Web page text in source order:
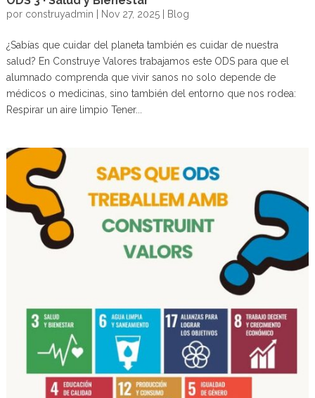
por construyadmin | Nov 27, 2025| Blog
¿Sabías que cuidar del planeta también es cuidar de nuestra
salud? En Construye Valores trabajamos este ODS para que el
alumnado comprenda que vivir sanos no solo depende de
médicos o medicinas, sino también del entorno que nos rodea:
Respirar un aire limpio Tener...